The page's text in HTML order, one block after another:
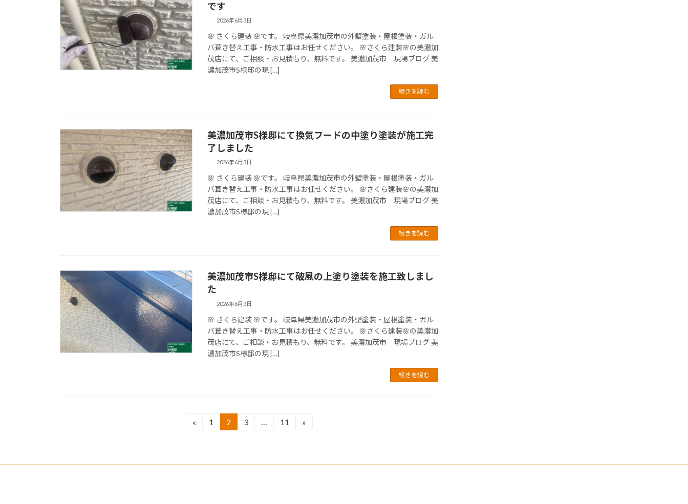
です
2026年6月3日
🌸 さくら建装 🌸です。 岐阜県美濃加茂市の外壁塗装・屋根塗装・ガル
バ葺き替え工事・防水工事はお任せください。 🌸さくら建装🌸の美濃加
茂店にて、ご相談・お見積もり、無料です。 美濃加茂市 現場ブログ 美
濃加茂市S様邸の現 […]
続きを読む
美濃加茂市S様邸にて換気フードの中塗り塗装が施工完
了しました
2026年6月3日
🌸 さくら建装 🌸です。 岐阜県美濃加茂市の外壁塗装・屋根塗装・ガル
バ葺き替え工事・防水工事はお任せください。 🌸さくら建装🌸の美濃加
茂店にて、ご相談・お見積もり、無料です。 美濃加茂市 現場ブログ 美
濃加茂市S様邸の現 […]
続きを読む
美濃加茂市S様邸にて破風の上塗り塗装を施工致しまし
た
2026年6月3日
🌸 さくら建装 🌸です。 岐阜県美濃加茂市の外壁塗装・屋根塗装・ガル
バ葺き替え工事・防水工事はお任せください。 🌸さくら建装🌸の美濃加
茂店にて、ご相談・お見積もり、無料です。 美濃加茂市 現場ブログ 美
濃加茂市S様邸の現 […]
続きを読む
の
«
固
1
固
2
固
3 …
固
11 »